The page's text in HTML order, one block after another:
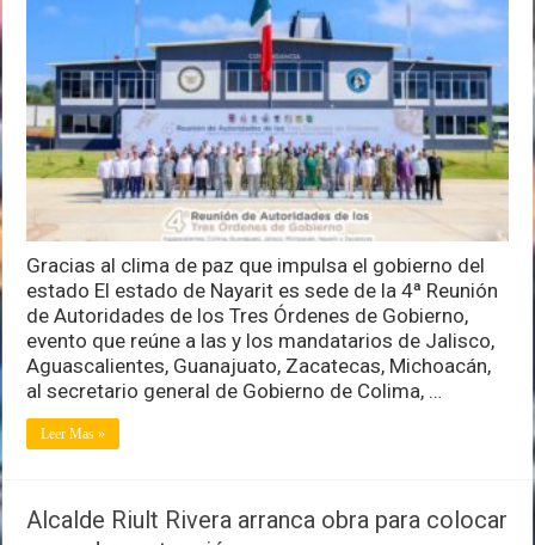
regional
de
encuentro
en
seguridad
Gracias al clima de paz que impulsa el gobierno del
estado El estado de Nayarit es sede de la 4ª Reunión
de Autoridades de los Tres Órdenes de Gobierno,
evento que reúne a las y los mandatarios de Jalisco,
Aguascalientes, Guanajuato, Zacatecas, Michoacán,
al secretario general de Gobierno de Colima, …
Leer Mas »
Alcalde Riult Rivera arranca obra para colocar